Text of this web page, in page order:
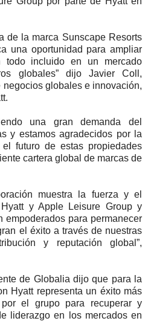
de la marca Sunscape Resorts
una oportunidad para ampliar
todo incluido en un mercado
globales” dijo Javier Coll,
globales e innovación,
una gran demanda del
y estamos agradecidos por la
futuro de estas propiedades
cartera global de marcas de
muestra la fuerza y el
y Apple Leisure Group y
empoderados para permanecer
el éxito a través de nuestras
y reputación global”,
de Globalia dijo que para la
Hyatt representa un éxito más
el grupo para recuperar y
liderazgo en los mercados en